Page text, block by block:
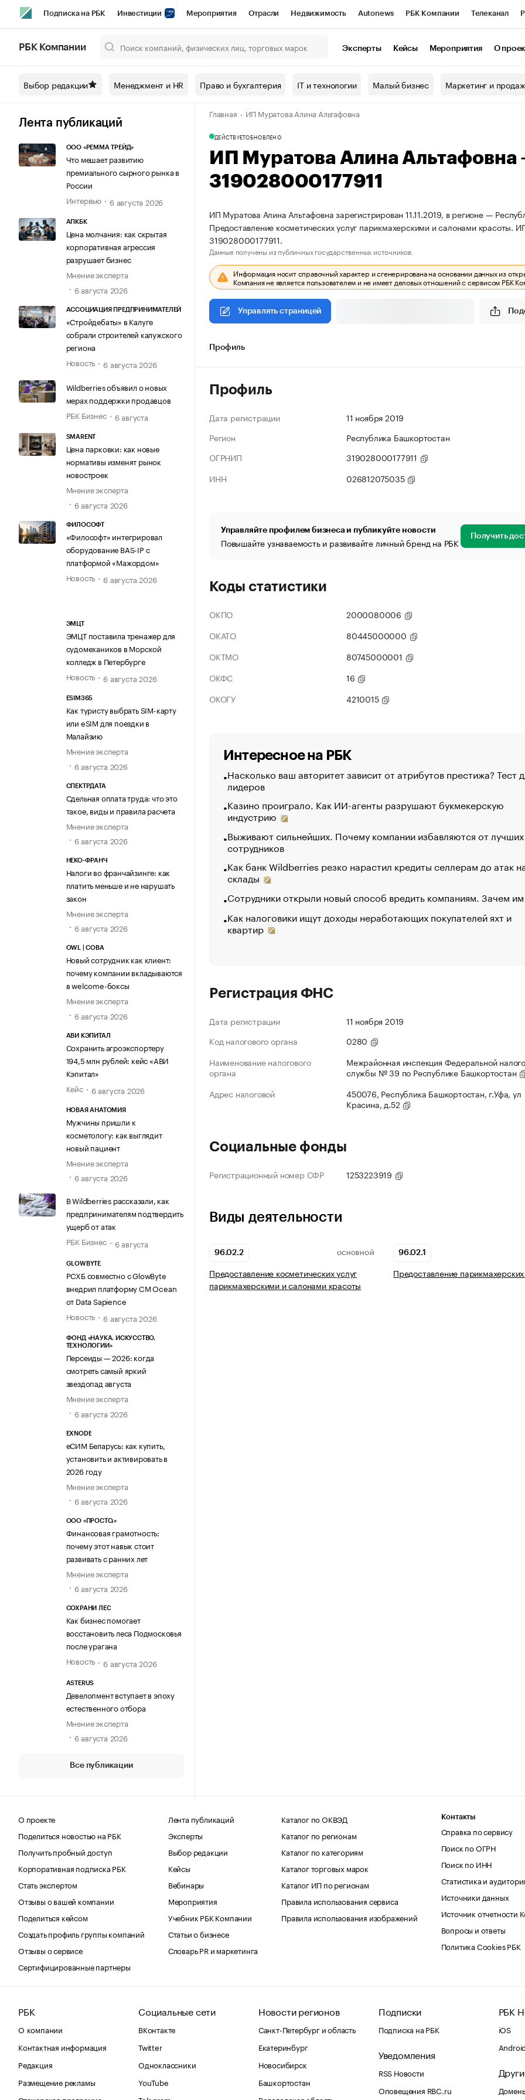
Подписка на РБК Инвестиции Мероприятия Отрасли Недвижимость Autonews РБК Компании Телеканал
Спецпроекты СПб Конференции СПб Спецпроекты Проверка контрагентов
Технологии и медиа Рынок наличной валюты
РБК Компании Эксперты Кейсы Мероприятия О
Выбор редакции Менеджмент и HR Право и бухгалтерия IT и технологии Малый бизнес Маркетинг и
Лента публикаций
ООО «РЕММА ТРЕЙД»
Что мешает развитию
премиального сырного рынка в
России
Интервью
6 августа 2026
АПКБК
Цена молчания: как скрытая
корпоративная агрессия
разрушает бизнес
Мнение эксперта
6 августа 2026
АССОЦИАЦИЯ ПРЕДПРИНИМАТЕЛЕЙ
«Стройдебаты» в Калуге
собрали строителей калужского
региона
Новость
6 августа 2026
Wildberries объявил о новых
мерах поддержки продавцов
РБК Бизнес
6 августа
SMARENT
Цена парковки: как новые
нормативы изменят рынок
новостроек
Мнение эксперта
6 августа 2026
ФИЛОСОФТ
«Философт» интегрировал
оборудование BAS-IP с
платформой «Мажордом»
Новость
6 августа 2026
ЭМЦТ
ЭМЦТ поставила тренажер для
судомехаников в Морской
колледж в Петербурге
Новость
6 августа 2026
ESIM365
Как туристу выбрать SIM-карту
или eSIM для поездки в
Малайзию
Мнение эксперта
6 августа 2026
СПЕКТРДАТА
Сдельная оплата труда: что это
такое, виды и правила расчета
Мнение эксперта
6 августа 2026
НЕКО-ФРАНЧ
Налоги во франчайзинге: как
платить меньше и не нарушать
закон
Мнение эксперта
6 августа 2026
OWL | СОВА
Новый сотрудник как клиент:
почему компании вкладываются
в welcome-боксы
Мнение эксперта
6 августа 2026
АВИ КЭПИТАЛ
Сохранить агроэкспортеру
194,5 млн рублей: кейс «АВИ
Кэпитал»
Кейс
6 августа 2026
НОВАЯ АНАТОМИЯ
Мужчины пришли к
косметологу: как выглядит
новый пациент
Мнение эксперта
6 августа 2026
В Wildberries рассказали, как
предпринимателям подтвердить
ущерб от атак
РБК Бизнес
6 августа
GLOWBYTE
РСХБ совместно с GlowByte
внедрил платформу CM Ocean
от Data Sapience
Новость
6 августа 2026
ФОНД «НАУКА. ИСКУССТВО.
ТЕХНОЛОГИИ»
Персеиды — 2026: когда
смотреть самый яркий
звездопад августа
Мнение эксперта
6 августа 2026
EXNODE
еСИМ Беларусь: как купить,
установить и активировать в
2026 году
Мнение эксперта
6 августа 2026
ООО «ПРОСТО.»
Финансовая грамотность:
почему этот навык стоит
развивать с ранних лет
Мнение эксперта
6 августа 2026
СОХРАНИ ЛЕС
Как бизнес помогает
восстановить леса Подмосковья
после урагана
Новость
6 августа 2026
ASTERUS
Девелопмент вступает в эпоху
естественного отбора
Мнение эксперта
6 августа 2026
Все публикации
Главная ИП Муратова Алина Альтафовна
ДЕЙСТВУЕТОБНОВЛЕНО
ИП Муратова Алина
319028000177911
ИП Муратова Алина Альтафовна зарегистрирован 11.11.2019, в регионе —
Предоставление косметических услуг парикмахерскими и салонами
319028000177911.
Данные получены из публичных государственных источников.
Информация носит справочный характер и сгенерирована на основании данных из
Компания не является пользователем и не имеет деловых отношений с сервисом РБК
Управлять страницей
Профиль
Профиль
Дата регистрации
11 ноября 2019
Регион
Республика Башкортостан
ОГРНИП
319028000177911
ИНН
026812075035
Управляйте профилем бизнеса и публикуйте новости
Повышайте узнаваемость и развивайте личный бренд на РБК Получить
Коды статистики
ОКПО
2000080006
ОКАТО
80445000000
ОКТМО
80745000001
ОКФС
16
ОКОГУ
4210015
Интересное на РБК
Насколько ваш авторитет зависит от атрибутов престижа? Тест
лидеров
Казино проиграло. Как ИИ-агенты разрушают букмекерскую
индустрию
Выживают сильнейших. Почему компании избавляются от лучших
сотрудников
Как банк Wildberries резко нарастил кредиты селлерам до атак
склады
Сотрудники открыли новый способ вредить компаниям. Зачем
Как налоговики ищут доходы неработающих покупателей яхт и
квартир
Регистрация ФНС
Дата регистрации
11 ноября 2019
Код налогового органа
0280
Наименование налогового
органа
Межрайонная инспекция Федеральной
службы № 39 по Республике Башкортостан
Адрес налоговой
450076, Республика Башкортостан, г.Уфа, ул
Красина, д.52
Социальные фонды
Регистрационный номер СФР 1253223919
Виды деятельности
96.02.2 ОСНОВНОЙ
Предоставление косметических услуг
парикмахерскими и салонами красоты
96.02.1
Предоставление парикмахерских
О проекте
Поделиться новостью на РБК
Получить пробный доступ
Корпоративная подписка РБК
Стать экспертом
Отзывы о вашей компании
Поделиться кейсом
Создать профиль группы компаний
Отзывы о сервисе
Сертифицированные партнеры
Лента публикаций
Эксперты
Выбор редакции
Кейсы
Вебинары
Мероприятия
Учебник РБК Компании
Статьи о бизнесе
Словарь PR и маркетинга
Каталог по ОКВЭД
Каталог по регионам
Каталог по категориям
Каталог торговых марок
Каталог ИП по регионам
Правила использования сервиса
Правила использования изображений
Контакты
Справка по сервису
Поиск по ОГРН
Поиск по ИНН
Статистика и
Источники данных
Источник отчетности
Вопросы и ответы
Политика Cookies РБК
РБК
О компании
Контактная информация
Редакция
Размещение рекламы
Социальные сети
ВКонтакте
Twitter
Одноклассники
YouTube
Новости регионов
Санкт-Петербург и область
Екатеринбург
Новосибирск
Башкортостан
Подписки
Подписка на РБК
Уведомления
RSS Новости
Оповещения RBC.ru
РБК
iOS